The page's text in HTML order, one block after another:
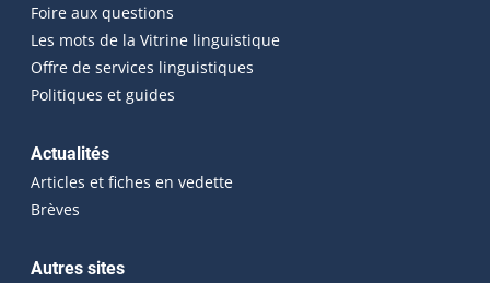
Foire aux questions
Les mots de la Vitrine linguistique
Offre de services linguistiques
Politiques et guides
Actualités
Articles et fiches en vedette
Brèves
Autres sites